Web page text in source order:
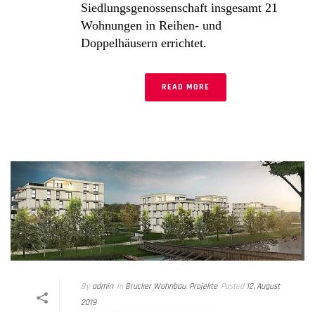
Siedlungsgenossenschaft insgesamt 21
Wohnungen in Reihen- und
Doppelhäusern errichtet.
READ MORE
By admin In Brucker Wohnbau, Projekte Posted 12. August
2019